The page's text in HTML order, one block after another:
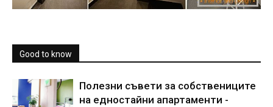
Good to know
Полезни съвети за собствениците
на едностайни апартаменти -